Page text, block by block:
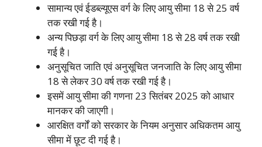
सामान्य एवं ईडब्ल्यूएस वर्ग के लिए आयु सीमा 18 से 25 वर्ष
तक रखी गई है।
अन्य पिछड़ा वर्ग के लिए आयु सीमा 18 से 28 वर्ष तक रखी
गई है।
अनुसूचित जाति एवं अनुसूचित जनजाति के लिए आयु सीमा
18 से लेकर 30 वर्ष तक रखी गई है।
इसमें आयु सीमा की गणना 23 सितंबर 2025 को आधार
मानकर की जाएगी।
आरक्षित वर्गों को सरकार के नियम अनुसार अधिकतम आयु
सीमा में छूट दी गई है।